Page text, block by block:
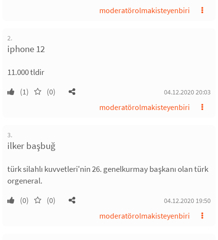
moderatörolmakisteyenbiri
2.
iphone 12
11.000 tldir
(1) (0) 04.12.2020 20:03
moderatörolmakisteyenbiri
3.
ilker başbuğ
türk silahlı kuvvetleri'nin 26. genelkurmay başkanı olan türk
orgeneral.
(0) (0) 04.12.2020 19:50
moderatörolmakisteyenbiri